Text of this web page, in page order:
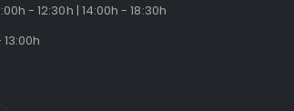
- 12:30h | 14:00h - 18:30h